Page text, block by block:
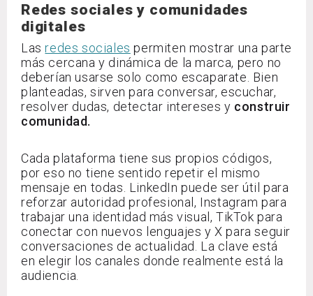
Redes sociales y comunidades
digitales
Lasredes sociales permiten mostrar una parte
más cercana y dinámica de la marca, pero no
deberían usarse solo como escaparate. Bien
planteadas, sirven para conversar, escuchar,
resolver dudas, detectar intereses y construir
comunidad.
Cada plataforma tiene sus propios códigos,
por eso no tiene sentido repetir el mismo
mensaje en todas. LinkedIn puede ser útil para
reforzar autoridad profesional, Instagram para
trabajar una identidad más visual, TikTok para
conectar con nuevos lenguajes y X para seguir
conversaciones de actualidad. La clave está
en elegir los canales donde realmente está la
audiencia.